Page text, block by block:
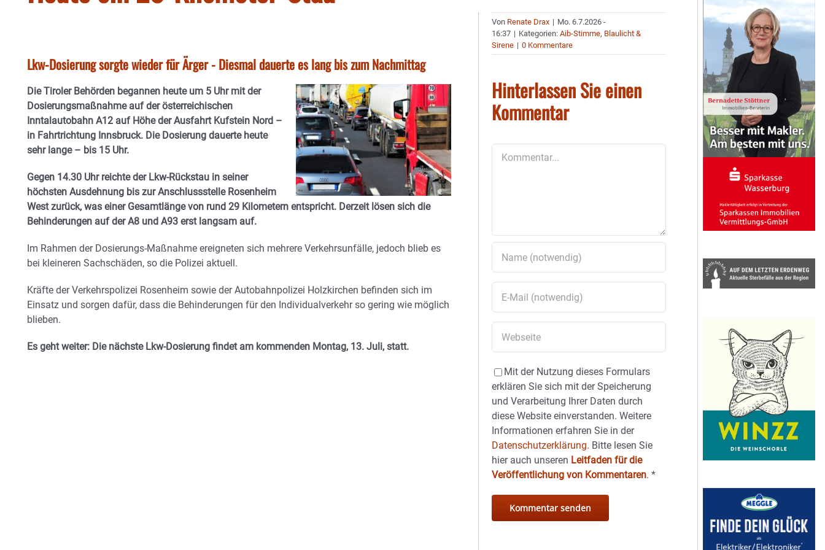
Lkw-Dosierung sorgte wieder für Ärger - Diesmal dauerte es lang bis zum Nachmittag
Die Tiroler Behörden begannen heute um 5 Uhr mit der
Dosierungsmaßnahme auf der österreichischen
Inntalautobahn A12 auf Höhe der Ausfahrt Kufstein Nord –
in Fahrtrichtung Innsbruck. Die Dosierung dauerte heute
sehr lange – bis 15 Uhr.
Gegen 14.30 Uhr reichte der Lkw-Rückstau in seiner
höchsten Ausdehnung bis zur Anschlussstelle Rosenheim
West zurück, was einer Gesamtlänge von rund 29 Kilometern entspricht. Derzeit lösen sich die
Behinderungen auf der A8 und A93 erst langsam auf.
Im Rahmen der Dosierungs-Maßnahme ereigneten sich mehrere Verkehrsunfälle, jedoch blieb es
bei kleineren Sachschäden, so die Polizei aktuell.
Kräfte der Verkehrspolizei Rosenheim sowie der Autobahnpolizei Holzkirchen befinden sich im
Einsatz und sorgen dafür, dass die Behinderungen für den Individualverkehr so gering wie möglich
blieben.
Es geht weiter: Die nächste Lkw-Dosierung findet am kommenden Montag, 13. Juli, statt.
Von Renate Drax | Mo. 6.7.2026 -
16:37 | Kategorien:Aib-Stimme, Blaulicht &
Sirene | 0 Kommentare
Hinterlassen Sie einen
Kommentar
Mit der Nutzung dieses Formulars
erklären Sie sich mit der Speicherung
und Verarbeitung Ihrer Daten durch
diese Website einverstanden. Weitere
Informationen erfahren Sie in der
Datenschutzerklärung. Bitte lesen Sie
hier auch unseren Leitfaden für die
Veröffentlichung von Kommentaren.*